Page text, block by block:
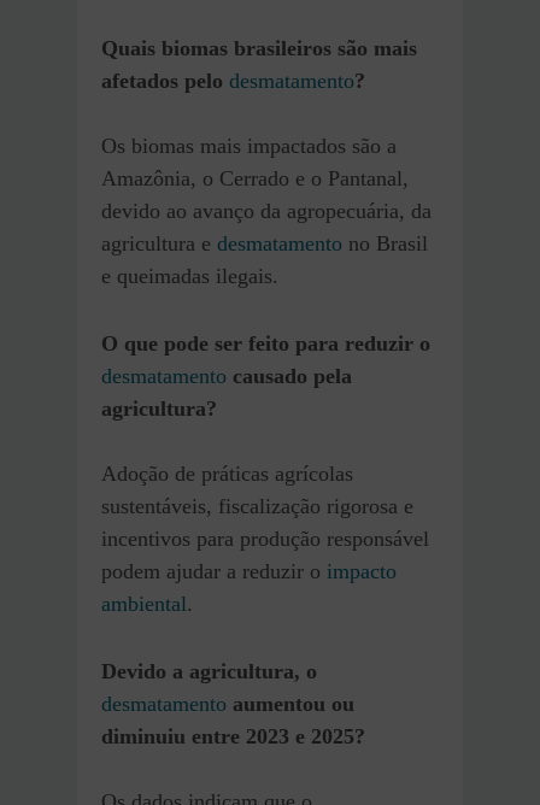
Quais biomas brasileiros são mais
afetados pelo desmatamento?
Os biomas mais impactados são a
Amazônia, o Cerrado e o Pantanal,
devido ao avanço da agropecuária, da
agricultura e desmatamento no Brasil
e queimadas ilegais.
O que pode ser feito para reduzir o
desmatamento causado pela
agricultura?
Adoção de práticas agrícolas
sustentáveis, fiscalização rigorosa e
incentivos para produção responsável
podem ajudar a reduzir o impacto
ambiental.
Devido a agricultura, o
desmatamento aumentou ou
diminuiu entre 2023 e 2025?